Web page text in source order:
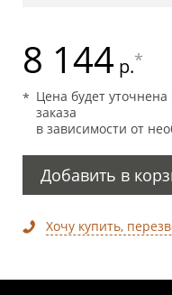
8 144 р.*
Цена будет
заказа
в зависимости от
Добавить в
Хочу купить,